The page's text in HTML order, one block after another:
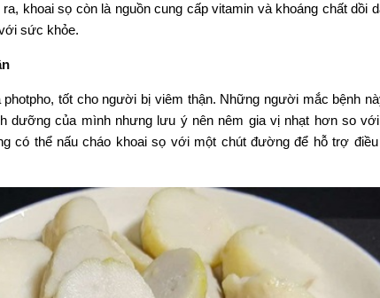
khoai sọ còn là nguồn cung cấp vitamin và khoáng chất dồi
sức khỏe.
photpho, tốt cho người bị viêm thận. Những người mắc bệnh
dưỡng của mình nhưng lưu ý nên nêm gia vị nhạt hơn so
có thể nấu cháo khoai sọ với một chút đường để hỗ trợ